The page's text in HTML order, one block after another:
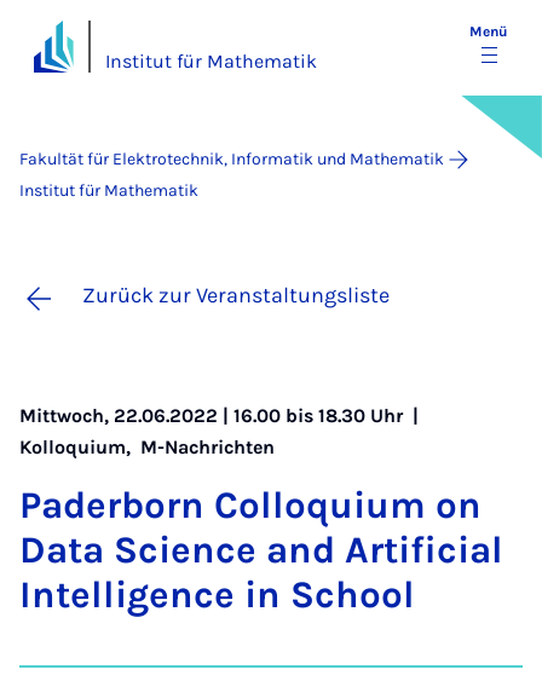
Institut für Mathematik
Menü
Fakultät für Elektrotechnik, Informatik und Mathematik
Institut für Mathematik
Zurück zur Veranstaltungsliste
Mittwoch, 22.06.2022 | 16.00 bis 18.30 Uhr |
Kolloquium, M-Nachrichten
Pa­der­born Col­lo­qui­um on
Da­ta Sci­ence and Ar­ti­fi­ci­al
In­tel­li­gence in School